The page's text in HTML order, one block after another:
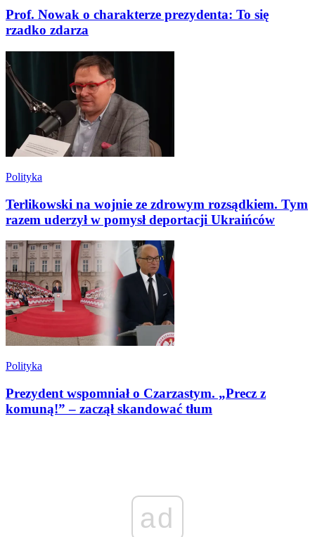
Prof. Nowak o charakterze prezydenta: To się
rzadko zdarza
Polityka
Terlikowski na wojnie ze zdrowym rozsądkiem. Tym
razem uderzył w pomysł deportacji Ukraińców
Polityka
Prezydent wspomniał o Czarzastym. „Precz z
komuną!” – zaczął skandować tłum
ad